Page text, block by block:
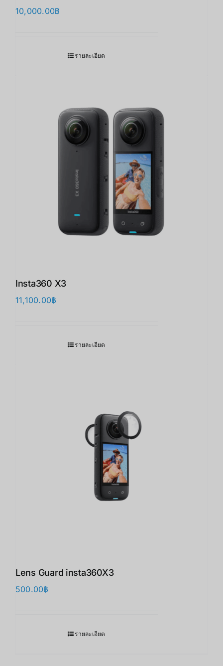
10,000.00฿
รายละเอียด
Insta360 X3
11,100.00฿
รายละเอียด
Lens Guard insta360X3 ​
500.00฿
รายละเอียด